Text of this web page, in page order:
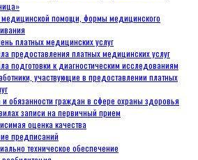
помощи, формы медицинского
платных медицинских услуг
предоставления платных медицинских услуг
подготовки к диагностическим исследованиям
участвующие в предоставлении платных
обязанности граждан в сфере охраны здоровья
записи на первичный прием
оценка качества
предписаний
техническое обеспечение